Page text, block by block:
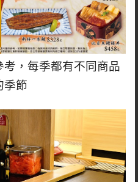
，每季都有不同商品
季節